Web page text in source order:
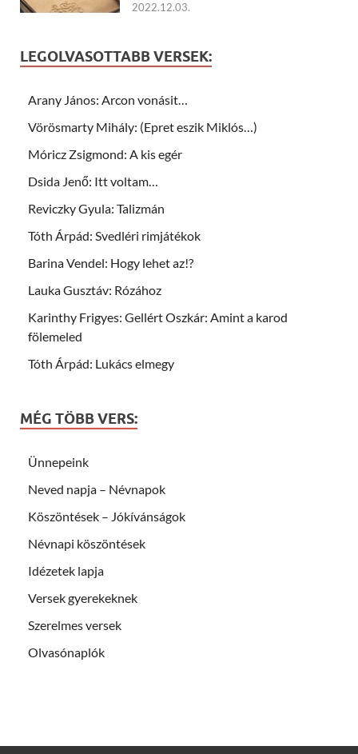
2022.12.03.
LEGOLVASOTTABB VERSEK:
Arany János: Arcon vonásit…
Vörösmarty Mihály: (Epret eszik Miklós…)
Móricz Zsigmond: A kis egér
Dsida Jenő: Itt voltam…
Reviczky Gyula: Talizmán
Tóth Árpád: Svedléri rimjátékok
Barina Vendel: Hogy lehet az!?
Lauka Gusztáv: Rózához
Karinthy Frigyes: Gellért Oszkár: Amint a karod
fölemeled
Tóth Árpád: Lukács elmegy
MÉG TÖBB VERS:
Ünnepeink
Neved napja – Névnapok
Köszöntések – Jókívánságok
Névnapi köszöntések
Idézetek lapja
Versek gyerekeknek
Szerelmes versek
Olvasónaplók